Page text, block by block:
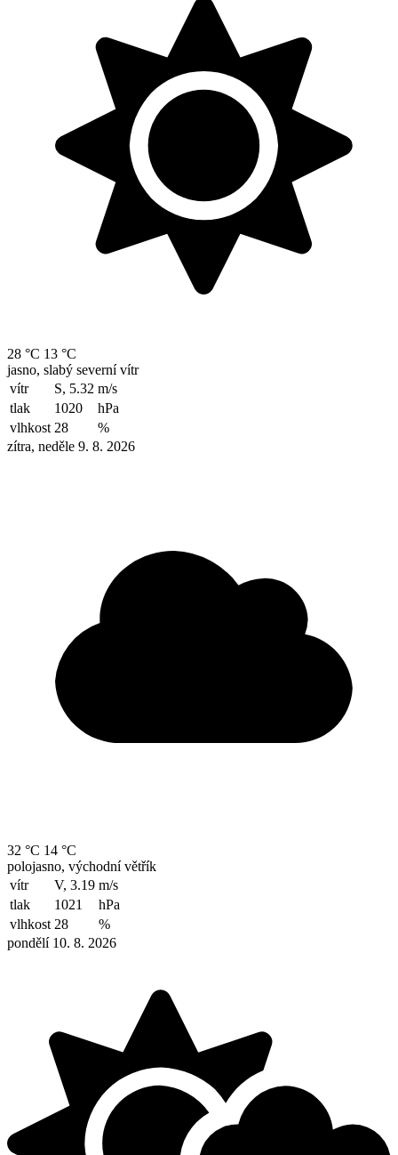
28 °C 13 °C
jasno, slabý severní vítr
vítr
S, 5.32 m/s
tlak
1020
hPa
vlhkost 28
%
zítra, neděle 9. 8. 2026
32 °C 14 °C
polojasno, východní větřík
vítr
V, 3.19 m/s
tlak
1021
hPa
vlhkost 28
%
pondělí 10. 8. 2026